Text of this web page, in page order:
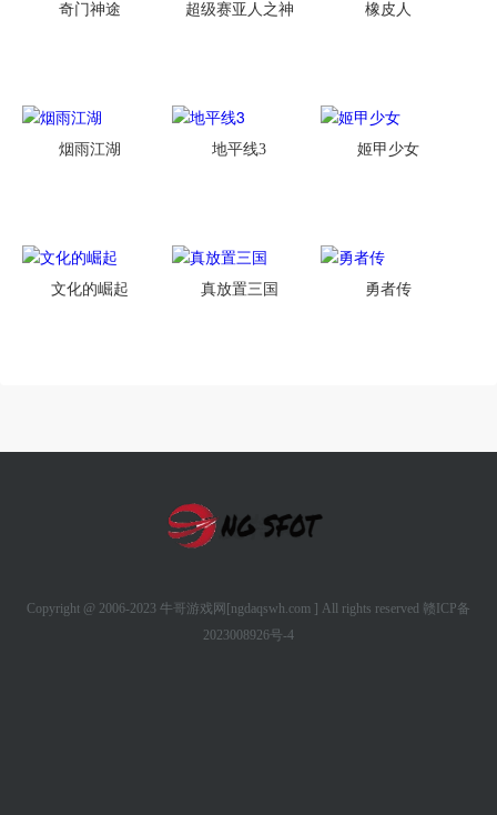
奇门神途 超级赛亚人之神 橡皮人
烟雨江湖 地平线3 姬甲少女
文化的崛起 真放置三国 勇者传
Copyright @ 2006-2023 牛哥游戏网[ngdaqswh.com ] All rights reserved 赣ICP备
2023008926号-4